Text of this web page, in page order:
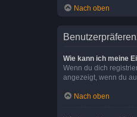
Nach oben
Wie kann ich meine
Wenn du dich
angezeigt, wenn du
Nach oben